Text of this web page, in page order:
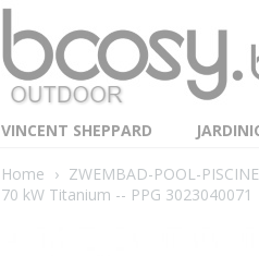
VINCENT SHEPPARD
Home › ZWEMBAD-POOL-PISCINE
70 kW Titanium -- PPG 3023040071